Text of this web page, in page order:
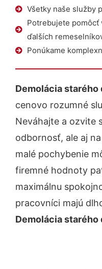
Všetky naše služby
Potrebujete pomôcť
ďalších
Ponúkame
Demolácia starého
cenovo rozumné
Neváhajte a ozvite
odbornosť, ale aj
malé pochybenie
firemné hodnoty
maximálnu
pracovníci majú
Demolácia starého